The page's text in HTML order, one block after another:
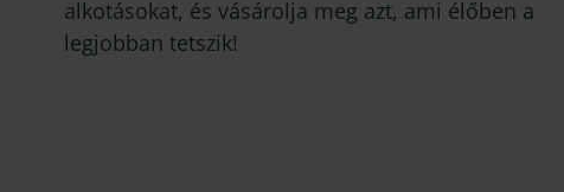
alkotásokat, és vásárolja meg azt, ami élőben a
legjobban tetszik!